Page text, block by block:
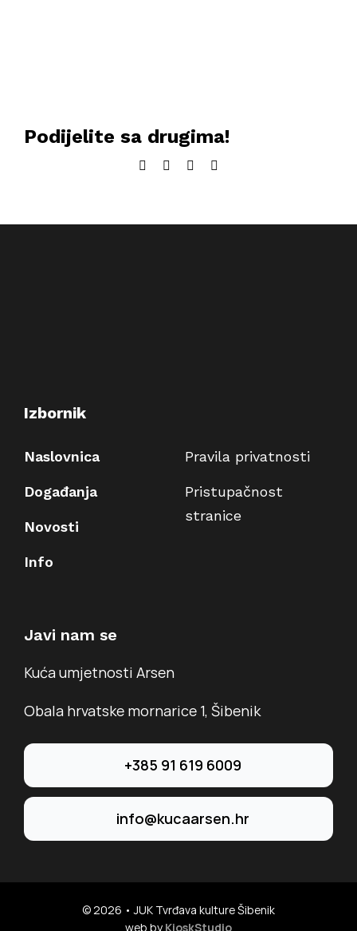
Podijelite sa drugima!
Facebook
TwitterLinkedIn
Izbornik
Naslovnica
Događanja
Novosti
Info
Pravila privatnosti
Pristupačnost
stranice
Javi nam se
Kuća umjetnosti Arsen
Obala hrvatske mornarice 1, Šibenik
+385 91 619 6009
info@kucaarsen.hr
© 2026 • JUK Tvrđava kulture Šibenik
web by KioskStudio